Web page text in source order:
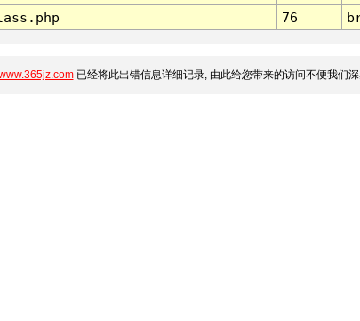
76
已经将此出错信息详细记录, 由此给您带来的访问不便我们